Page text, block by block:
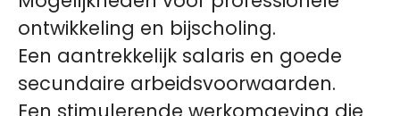
ontwikkeling en bijscholing.
Een aantrekkelijk salaris en goede
secundaire arbeidsvoorwaarden.